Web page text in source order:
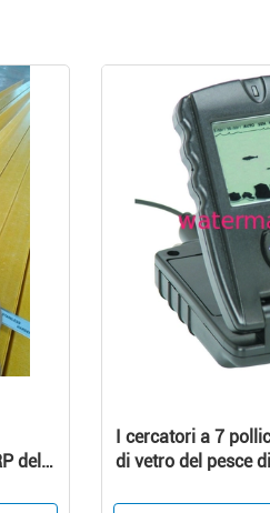
della
I cercatori a 7
di vetro del pesce